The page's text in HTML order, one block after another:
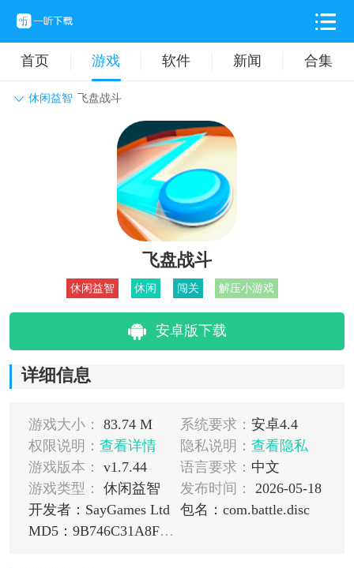
首页 游戏 软件 新闻 合集
休闲益智 飞盘战斗
动作格斗 休闲益智
卡牌对战
挂机养成
飞盘战斗
休闲益智 休闲 闯关 解压小游戏
安卓版下载
详细信息
游戏大小： 83.74 M 系统要求： 安卓4.4
权限说明： 查看详情 隐私说明： 查看隐私
游戏版本：
v1.7.44 语言要求： 中文
游戏类型：
休闲益智 发布时间：
2026-05-18
开发者：SayGames Ltd
包名：com.battle.disc
MD5：9B746C31A8F3467E593F4E1FFE13B936